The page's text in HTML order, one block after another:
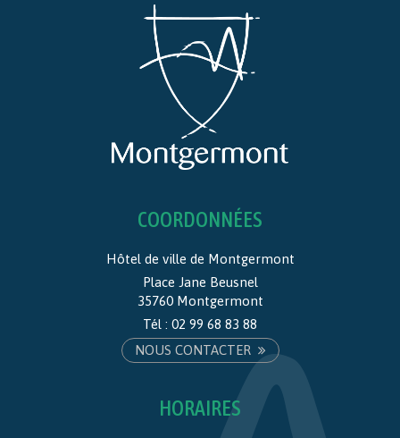
COORDONNÉES
Hôtel de ville de Montgermont
Place Jane Beusnel
35760 Montgermont
Tél : 02 99 68 83 88
NOUS CONTACTER
HORAIRES